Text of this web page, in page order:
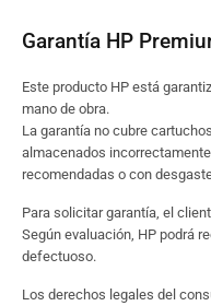
Garantía HP
Este producto HP está
mano de obra.
La garantía no cubre
almacenados
recomendadas o con
Para solicitar garantía, el
Según evaluación, HP podrá
defectuoso.
Los derechos legales del